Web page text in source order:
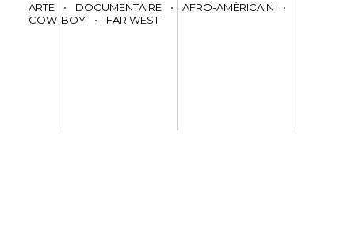
ARTE • DOCUMENTAIRE • AFRO-AMÉRICAIN
•
COW-BOY
• FAR WEST